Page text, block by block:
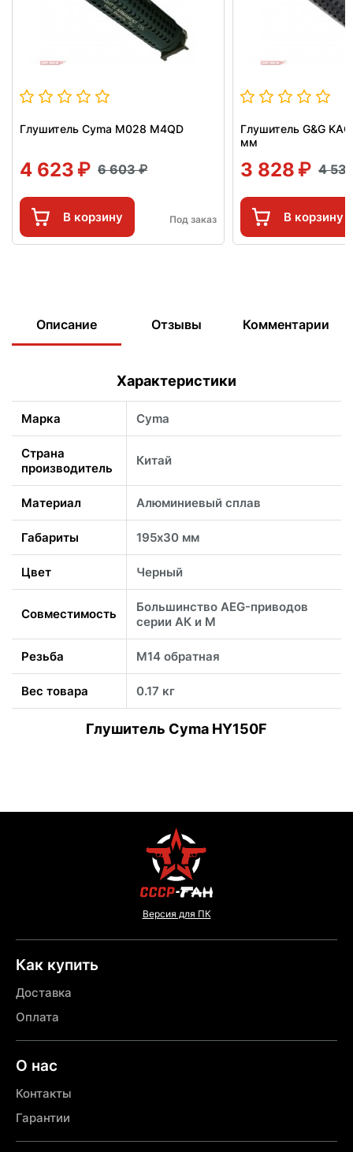
Глушитель Cyma M028 M4QD
4 623 6 603
В корзину Под заказ
Глушитель G&G
мм
3 828 4
В корзину
Описание Отзывы Комментарии
Характеристики
Марка Cyma
Страна
производитель
Китай
Материал Алюминиевый сплав
Габариты 195х30 мм
Цвет Черный
Совместимость
Большинство AEG-приводов
серии АК и М
Резьба М14 обратная
Вес товара 0.17 кг
Глушитель Cyma HY150F
Версия для ПК
Как купить
Доставка
Оплата
О нас
Контакты
Гарантии